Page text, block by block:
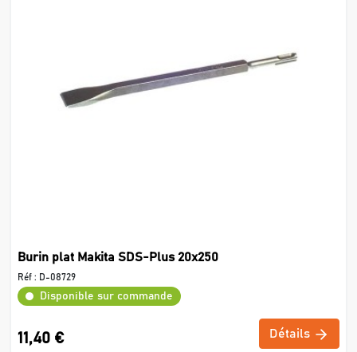
Burin plat Makita SDS-Plus 20x250
Réf : D-08729
Disponible sur commande
11,40 € Détails